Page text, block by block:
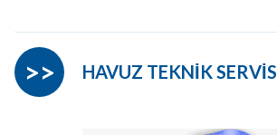
HAVUZ TEKNİK SERVİS
>>